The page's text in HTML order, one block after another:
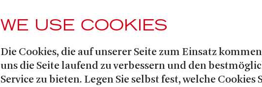
WE USE COOKIES
Die Cookies, die auf unserer Seite zum Einsatz
uns die Seite laufend zu verbessern und den
Service zu bieten. Legen Sie selbst fest, welche Cookies